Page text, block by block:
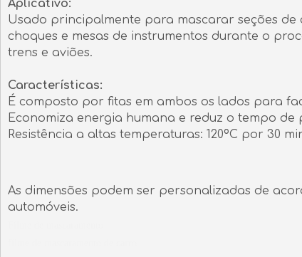
Aplicativo:
Usado principalmente para mascarar seções
choques e mesas de instrumentos durante o
trens e aviões.
Características:
É composto por fitas em ambos os lados para
Economiza energia humana e reduz o tempo
Resistência a altas temperaturas: 120ºC por 30
As dimensões podem ser personalizadas de
automóveis.